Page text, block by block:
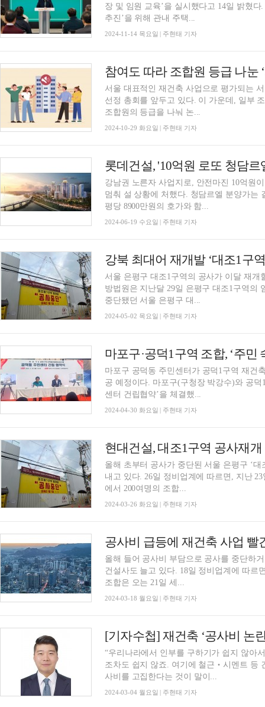
장 및 임원 교육’을 실시했다고 14일 밝혔
추진’을 위해 관내 주택...
2024-11-14 목요일 | 주현태 기자
서울 대표적인 재건축 사업으로 평가되는
선정 총회를 앞두고 있다. 이 가운데, 일부
조합원의 등급을 나눠 논...
2024-10-29 화요일 | 주현태 기자
롯데건설, '10억원 로또 청담
강남권 노른자 사업지로, 안전마진 10억원
멈춰 설 상황에 처했다. 청담르엘 분양가는
평당 8900만원의 호가와 함...
2024-06-19 수요일 | 주현태 기자
서울 은평구 대조1구역의 공사가 이달 재개할 전망이다. 2일 정비업계
방법원은 지난달 29일 은평구 대조1구역의
중단됐던 서울 은평구 대...
2024-05-02 목요일 | 주현태 기자
마포구 공덕동 주민센터가 공덕1구역 재건
공 예정이다. 마포구(구청장 박강수)와 공덕1구역 재건축정비조합은 29일 오후 ‘공덕동 주민
센터 건립협약’을 체결했...
2024-04-30 화요일 | 주현태 기자
올해 초부터 공사가 중단된 서울 은평구 ‘
내고 있다. 26일 정비업계에 따르면, 지난 23일 현대건설이 대조1구역 내에 위치한 현장사무실
에서 200여명의 조합...
2024-03-26 화요일 | 주현태 기자
올해 들어 공사비 부담으로 공사를 중단하
건설사도 늘고 있다. 18일 정비업계에 따르면, 서울 서초구 신반포27차아파트 재건축정비사업
조합은 오는 21일 세...
2024-03-18 월요일 | 주현태 기자
[기자수첩] 재건축 ‘공사비 논
“우리나라에서 인부를 구하기가 쉽지 않아
조차도 쉽지 않죠. 여기에 철근‧시멘트 등
사비를 고집한다는 것이 말이...
2024-03-04 월요일 | 주현태 기자